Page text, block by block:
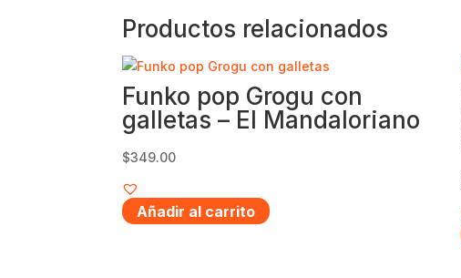
Productos relacionados
Funko pop Grogu con
galletas – El Mandaloriano
$349.00
Añadir al carrito